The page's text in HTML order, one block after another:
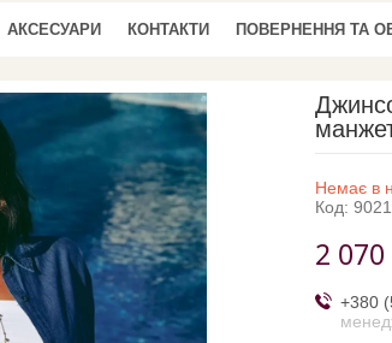
АКСЕСУАРИ КОНТАКТИ ПОВЕРНЕННЯ ТА
Немає в
Код:
2 070
+380